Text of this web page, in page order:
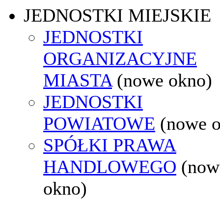
JEDNOSTKI MIEJSKIE
JEDNOSTKI
ORGANIZACYJNE
MIASTA (nowe okno)
JEDNOSTKI
POWIATOWE (nowe
SPÓŁKI PRAWA
HANDLOWEGO
okno)